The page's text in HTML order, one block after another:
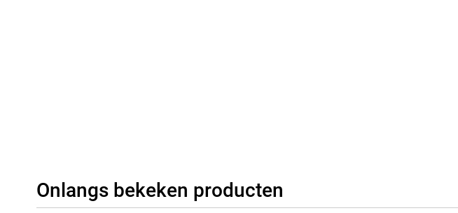
Onlangs bekeken producten